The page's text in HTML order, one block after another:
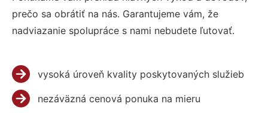
prečo sa obrátiť na nás. Garantujeme vám, že
nadviazanie spolupráce s nami nebudete ľutovať.
vysoká úroveň kvality poskytovaných služieb
nezáväzná cenová ponuka na mieru